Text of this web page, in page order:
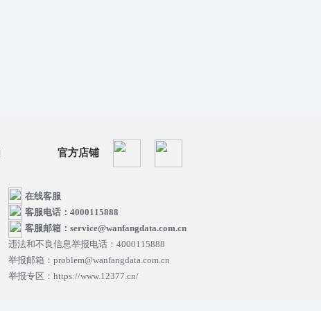
官方店铺
在线客服
客服电话：4000115888
客服邮箱：service@wanfangdata.com.cn
违法和不良信息举报电话：4000115888
举报邮箱：problem@wanfangdata.com.cn
举报专区：https://www.12377.cn/